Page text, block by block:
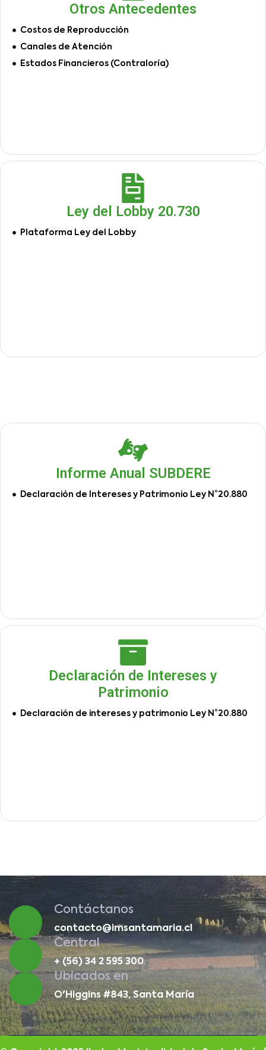
Otros Antecedentes
Costos de Reproducción
Canales de Atención
Estados Financieros (Contraloría)
Ley del Lobby 20.730
Plataforma Ley del Lobby
Informe Anual SUBDERE
Declaración de Intereses y Patrimonio Ley N°20.880
Declaración de Intereses y
Patrimonio
Declaración de intereses y patrimonio Ley N°20.880
Contáctanos
contacto@imsantamaria.cl
Central
+ (56) 34 2 595 300
Ubicados en
O'Higgins #843, Santa María